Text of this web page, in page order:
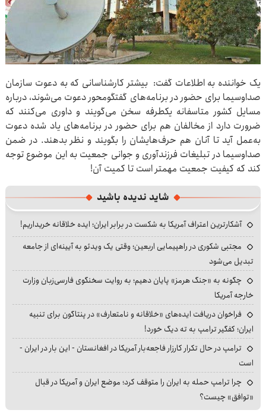
یک خواننده به اطلاعات گفت: بیشتر کارشناسانی که به دعوت سازمان
صداوسیما برای حضور در برنامه‌های گفتگومحور دعوت می‌شوند، درباره
مسایل کشور متاسفانه یکطرفه سخن می‌گویند و داوری می‌کنند که
ضرورت دارد از مخالفان هم برای حضور در برنامه‌های یاد شده دعوت
به‌عمل آید تا آنان هم حرف‌هایشان را بگویند و نظر بدهند. در ضمن
صداوسیما در تبلیغات فرزندآوری و جوانی جمعیت به این موضوع توجه
کند که کیفیت جمعیت مهمتر است تا کمیت آن!
شاید ندیده باشید
آشکارترین اعتراف آمریکا به شکست در برابر ایران؛ ایده خلاقانه خریداریم!
مجتبی شکوری در راهپیمایی اربعین؛ وقتی یک ویدئو به آیینه‌ای از جامعه
تبدیل می‌شود
چگونه به «جنگ هرمز» پایان دهیم؛ به روایت سخنگوی فارسی‌زبان وزارت
خارجه آمریکا
فراخوان دریافت ایده‌های «خلاقانه و نامتعارف» در پنتاگون برای تنبیه
ایران؛ کفگیر ترامپ به ته دیگ خورد!
ترامپ در حال تکرار کارزار فاجعه‌بار آمریکا در افغانستان - این بار در ایران -
است
چرا ترامپ حمله به ایران را متوقف کرد؛ موضع ایران و آمریکا در قبال
«توافق» چیست؟